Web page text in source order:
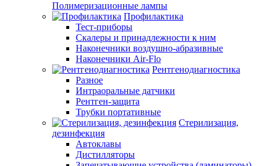
Полимеризационные лампы
Профилактика
Тест-приборы
Скалеры и принадлежности к ним
Наконечники воздушно-абразивные
Наконечники Air-Flo
Рентгенодиагностика
Разное
Интраоральные датчики
Рентген-защита
Трубки портативные
Стерилизация,
дезинфекция
Автоклавы
Дистилляторы